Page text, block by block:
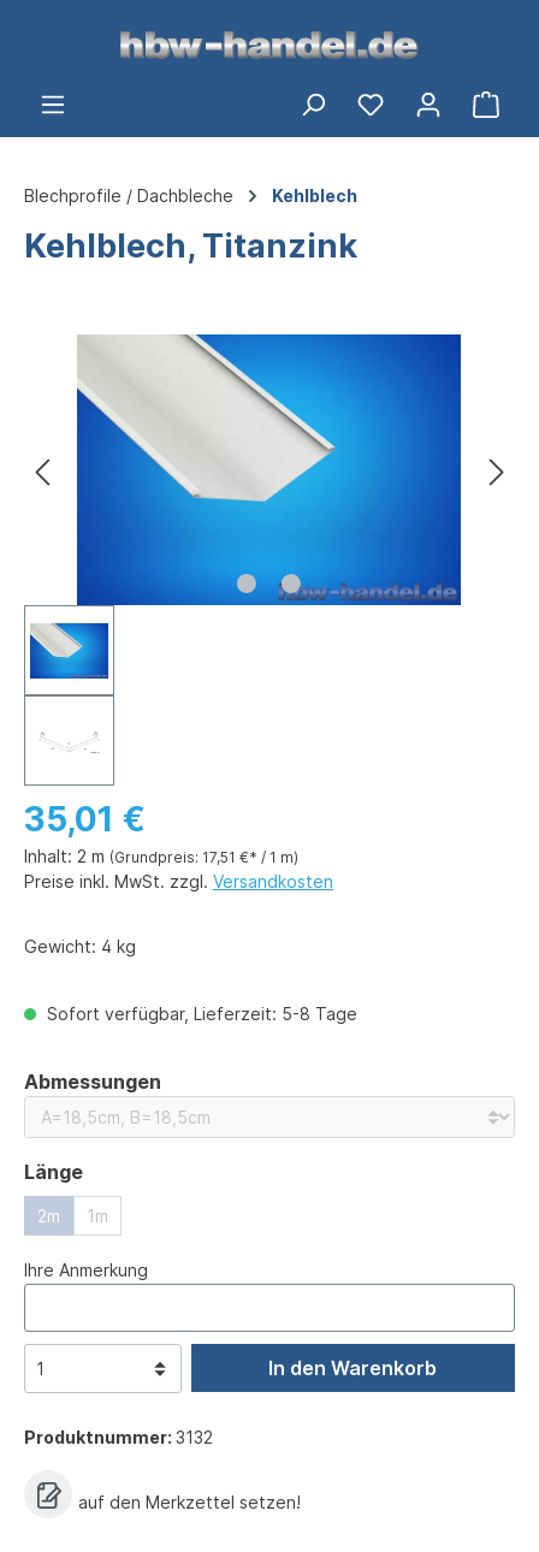
springen
Blechprofile / Dachbleche Kehlblech
Kehlblech, Titanzink
Bildergalerie überspringen
35,01 €
Inhalt: 2 m (Grundpreis: 17,51 €* / 1 m)
Preise inkl. MwSt. zzgl. Versandkosten
Gewicht: 4 kg
Sofort verfügbar, Lieferzeit: 5-8 Tage
Abmessungen
Längeauswählen
2m 1m
Ihre Anmerkung
In den Warenkorb
Produktnummer: 3132
auf den Merkzettel setzen!